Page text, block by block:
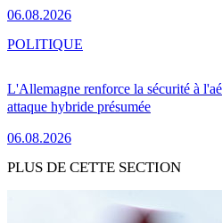
06.08.2026
L'Allemagne renforce la sécurité à
attaque hybride présumée
06.08.2026
POLITIQUE
PLUS DE CETTE SECTION